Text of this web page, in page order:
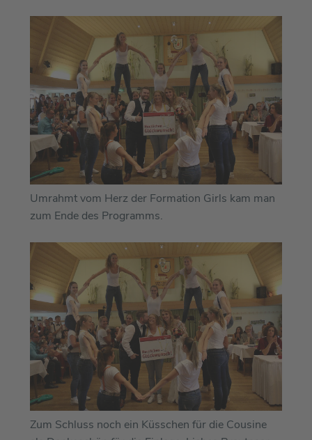
Umrahmt vom Herz der Formation Girls kam man
zum Ende des Programms.
Zum Schluss noch ein Küsschen für die Cousine